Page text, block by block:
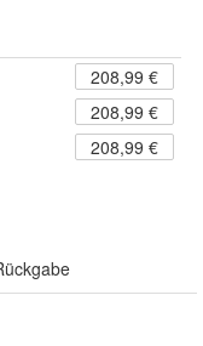
208,99 €
208,99 €
208,99 €